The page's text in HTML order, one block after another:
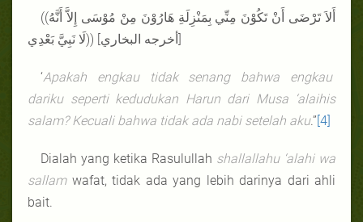
((أَلاَ تَرْضَى أَنْ تَكُوْنَ مِنِّي بِمَنْزِلَةِ هَارُوْنَ مِنْ مُوْسَى إِلاَّ أَنَّهُ
لَا نَبِيَّ بَعْدِي)) [أخرجه البخاري]
‘Apakah engkau tidak senang bahwa engkau
dariku seperti kedudukan Harun dari Musa ‘alaihis
salam? Kecuali bahwa tidak ada nabi setelah aku.”[4]
Dialah yang ketika Rasulullah shallallahu ‘alahi wa
sallamwafat, tidak ada yang lebih darinya dari ahli
bait.